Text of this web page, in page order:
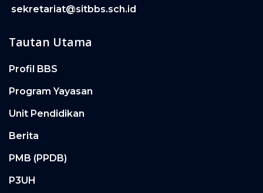
sekretariat@sitbbs.sch.id
Tautan Utama
Profil BBS
Program Yayasan
Unit Pendidikan
Berita
PMB (PPDB)
P3UH